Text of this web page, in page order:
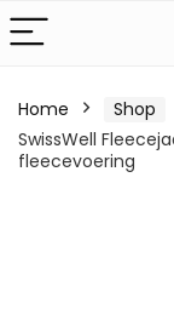
Home Shop
SwissWell
fleecevoering